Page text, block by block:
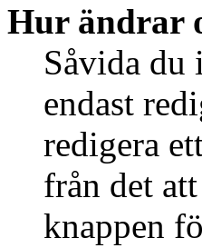
Hur ändrar
Såvida du
endast
redigera
från det
knappen